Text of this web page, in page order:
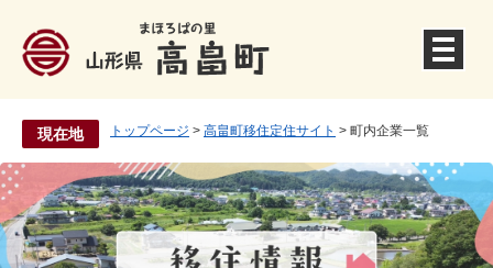
で
す
。
現在地 トップページ > 高畠町移住定住サイト > 町内企業一覧